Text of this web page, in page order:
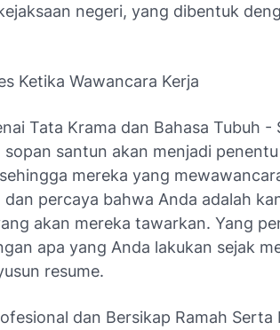
negeri, yang dibentuk
Ketika Wawancara Kerja
Tata Krama dan Bahasa Tubuh -
santun akan menjadi
mereka yang
percaya bahwa Anda adalah
akan mereka tawarkan. Yang
apa yang Anda lakukan sejak
resume.
dan Bersikap Ramah Serta